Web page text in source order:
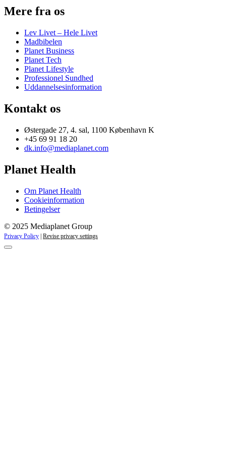
Mere fra os
Lev Livet – Hele Livet
Madbibelen
Planet Business
Planet Tech
Planet Lifestyle
Professionel Sundhed
Uddannelsesinformation
Kontakt os
Østergade 27, 4. sal, 1100 København K
+45 69 91 18 20
dk.info@mediaplanet.com
Planet Health
Om Planet Health
Cookieinformation
Betingelser
© 2025 Mediaplanet Group
Privacy Policy Revise privacy settings